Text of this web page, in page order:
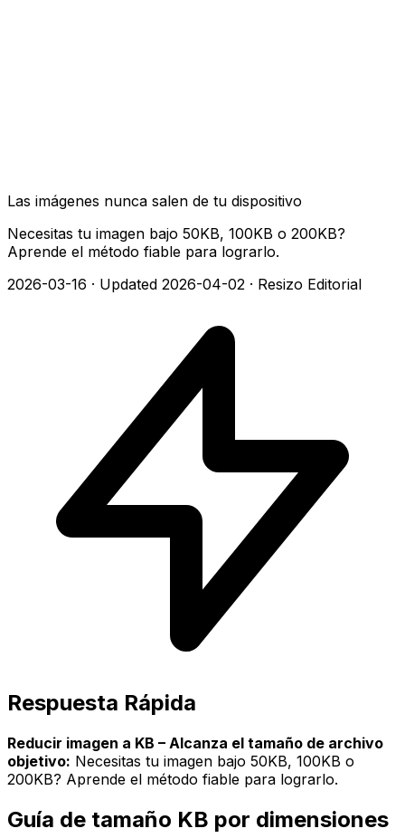
Las imágenes nunca salen de tu dispositivo
Necesitas tu imagen bajo 50KB, 100KB o 200KB?
Aprende el método fiable para lograrlo.
2026-03-16 · Updated 2026-04-02 · Resizo Editorial
Respuesta Rápida
Reducir imagen a KB – Alcanza el tamaño de archivo
objetivo: Necesitas tu imagen bajo 50KB, 100KB o
200KB? Aprende el método fiable para lograrlo.
Guía de tamaño KB por dimensiones